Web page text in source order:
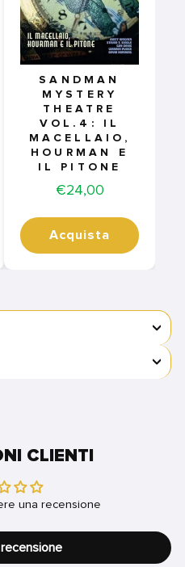
SANDMAN
MYSTERY
THEATRE
VOL.4: IL
MACELLAIO,
HOURMAN E
IL PITONE
Price
€24,00
Acquista
CLIENTI
una recensione